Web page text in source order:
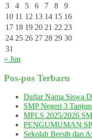
3
4 5 6 7 8
9
10 11 12 13 14 15 16
17 18 19 20 21 22 23
24 25 26 27 28 29 30
31
« Jun
Pos-pos Terbaru
Daftar Nama Siswa
SMP Negeri 3
MPLS 2025/2026
PENGUMUMAN
Sekolah Bersih dan